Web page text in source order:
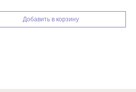
Добавить в корзину